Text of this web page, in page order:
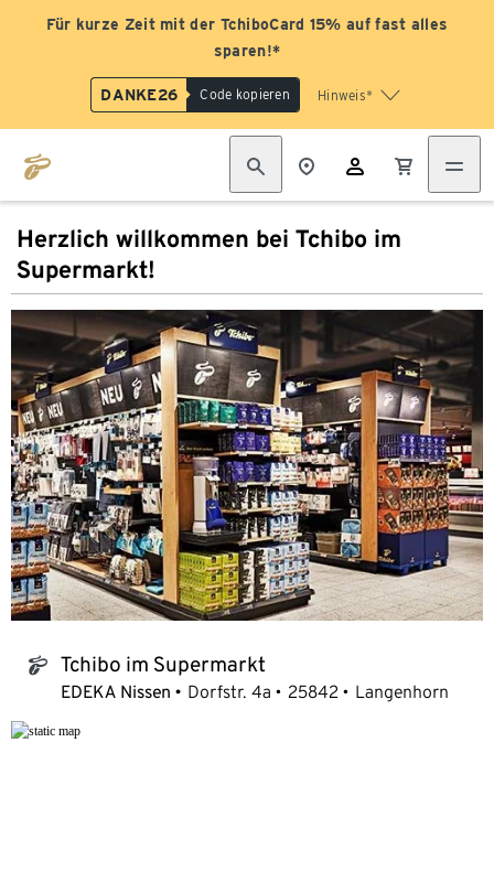
Für kurze Zeit mit der TchiboCard 15% auf fast alles
sparen!*
DANKE26 Code kopieren Hinweis*
Herzlich willkommen bei Tchibo im
Supermarkt!
tchibo_logo Tchibo im Supermarkt
EDEKA Nissen Dorfstr. 4a 25842 Langenhorn